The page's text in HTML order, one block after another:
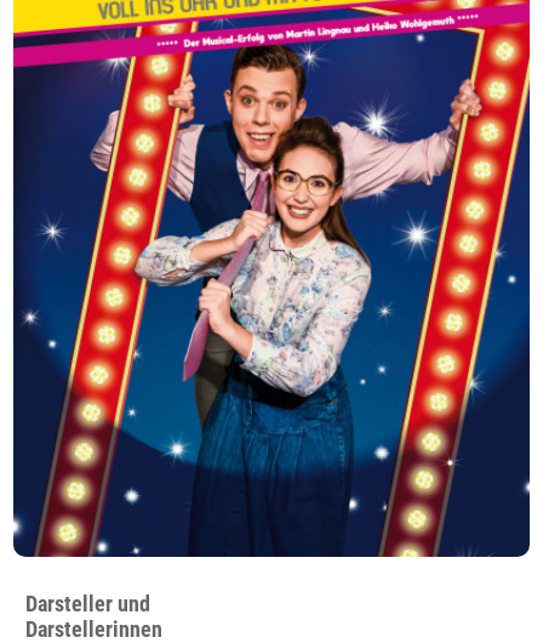
Darsteller und
Darstellerinnen